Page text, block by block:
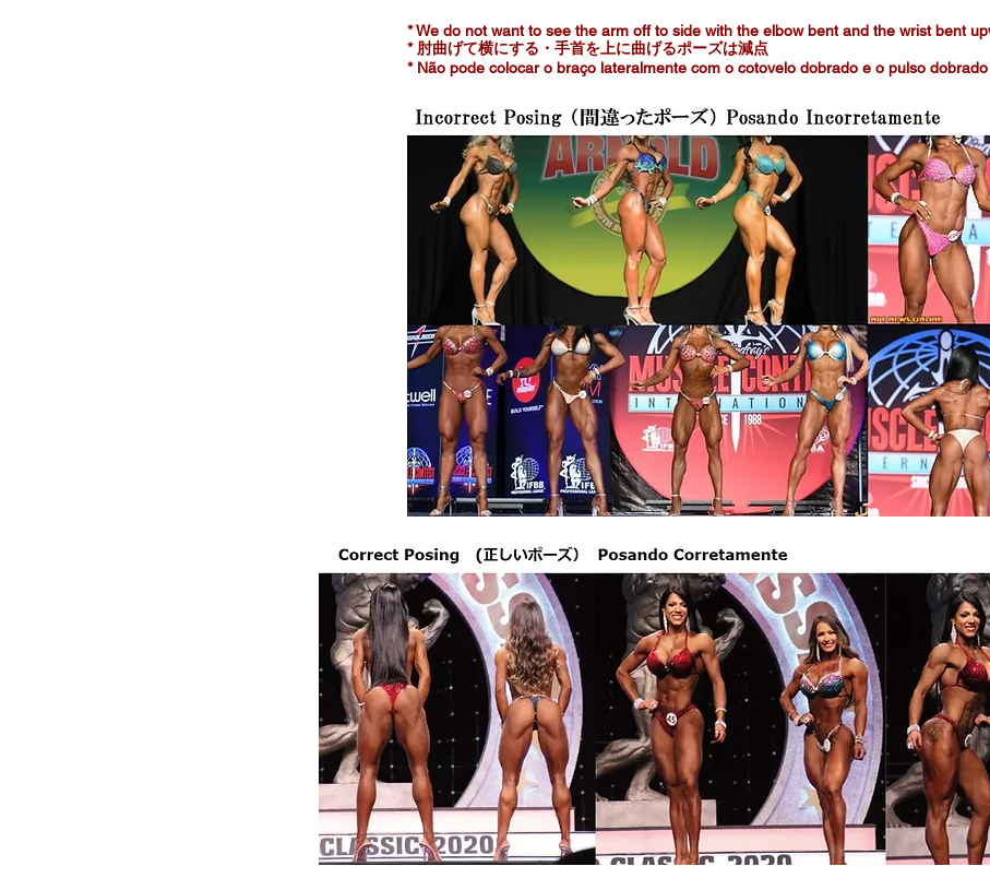
* We do not want to see the arm off to side with the elbow bent and the wrist bent
* 肘曲げて横にする・手首を上に曲げるポーズは減点
* Não pode colocar o braço lateralmente com o cotovelo dobrado e o pulso